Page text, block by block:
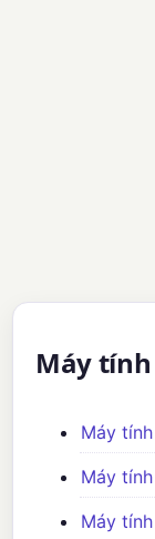
Máy
Máy
Máy
Máy